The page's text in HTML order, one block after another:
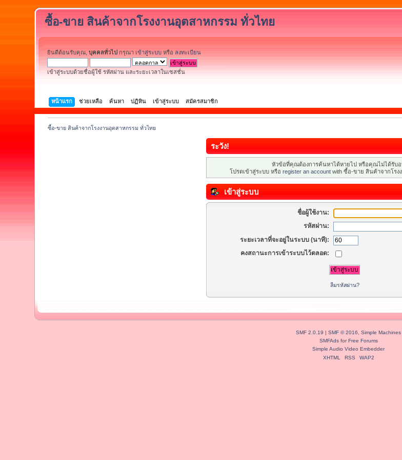
ซื้อ-ขาย สินค้าจากโรงงานอุตสาหกรรม ทั่วไทย
ยินดีต้อนรับคุณ,บุคคลทั่วไป กรุณา เข้าสู่ระบบ หรือ ลงทะเบียน
เข้าสู่ระบบด้วยชื่อผู้ใช้ รหัสผ่าน และระยะเวลาในเซสชั่น
หน้าแรก ช่วยเหลือ ค้นหา ปฏิทิน เข้าสู่ระบบ สมัครสมาชิก
ซื้อ-ขาย สินค้าจากโรงงานอุตสาหกรรม ทั่วไทย
ระวัง!
หัวข้อที่คุณต้องการค้นหาได้หายไป หรือคุณไม่ได้รับ
โปรดเข้าสู่ระบบ หรือ register an accountwith ซื้อ-ขาย สินค้าจากโรง
เข้าสู่ระบบ
ชื่อผู้ใช้งาน:
รหัสผ่าน:
ระยะเวลาที่จะอยู่ในระบบ (นาที):
คงสถานะการเข้าระบบไว้ตลอด:
ลืมรหัสผ่าน?
SMF 2.0.19 | SMF © 2016, Simple Machines
SMFAdsforFree Forums
Simple Audio Video Embedder
XHTML
RSS WAP2